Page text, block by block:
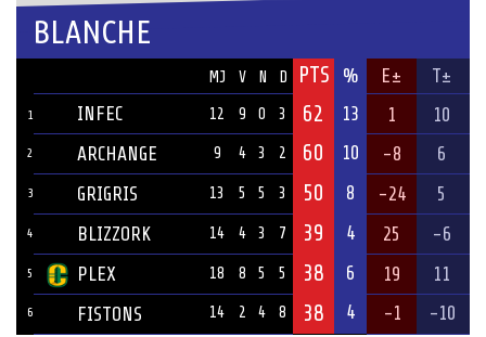
BLANCHE
MJ V N D PTS % E± T±
1 INFEC 12 9 0 3 62 13 1 10
2 ARCHANGE 9 4 3 2 60 10 -8 6
3 GRIGRIS 13 5 5 3 50 8 -24 5
4 BLIZZORK 14 4 3 7 39 4 25 -6
5 PLEX 18 8 5 5 38 6 19 11
6 FISTONS 14 2 4 8 38 4 -1 -10